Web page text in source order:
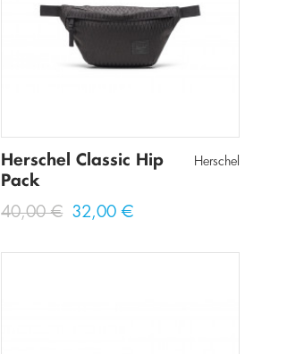
Herschel Classic Hip
Pack
Herschel
40,00 € 32,00 €